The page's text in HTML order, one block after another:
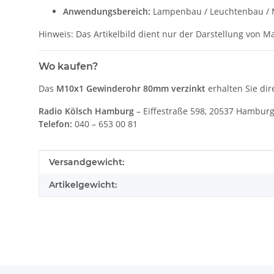
Anwendungsbereich: Lampenbau / Leuchtenbau /
Hinweis: Das Artikelbild dient nur der Darstellung von
Wo kaufen?
Das M10x1 Gewinderohr 80mm verzinkt erhalten Sie
Radio Kölsch Hamburg – Eiffestraße 598, 20537
Telefon: 040 – 653 00 81
Produkteigenschaft
Wert
Versandgewicht:
Artikelgewicht: